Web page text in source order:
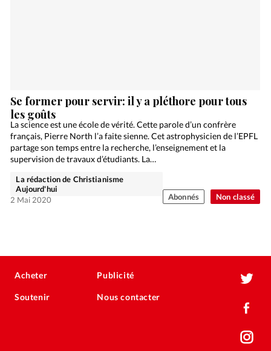
Non classé
Se former pour servir: il y a pléthore pour tous
les goûts
La science est une école de vérité. Cette parole d’un confrère
français, Pierre North l’a faite sienne. Cet astrophysicien de l’EPFL
partage son temps entre la recherche, l’enseignement et la
supervision de travaux d’étudiants. La…
La rédaction de Christianisme
Aujourd'hui
2 Mai 2020
Abonnés
Acheter
Soutenir
Publicité
Nous contacter